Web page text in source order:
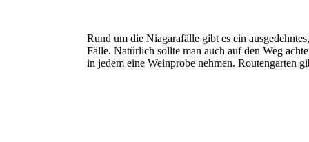
Rund um die Niagarafälle gibt es ein
Fälle. Natürlich sollte man auch auf den Weg
in jedem eine Weinprobe nehmen. Routengarten